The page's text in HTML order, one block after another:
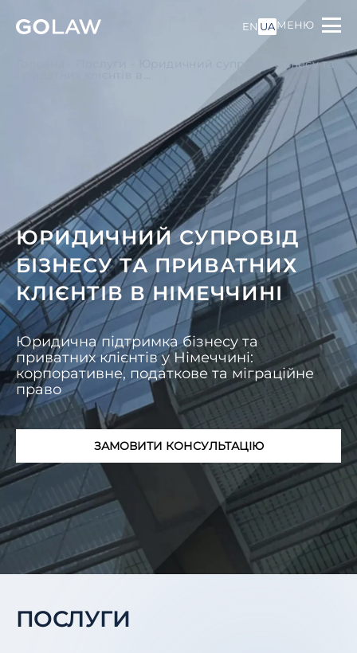
EN UAМЕНЮ
Юридичний супровід бізнесу та
ЮРИДИЧНИЙ СУПРОВІД
БІЗНЕСУ ТА ПРИВАТНИХ
КЛІЄНТІВ В НІМЕЧЧИНІ
Юридична підтримка бізнесу та
приватних клієнтів у Німеччині:
корпоративне, податкове та міграційне
право
ЗАМОВИТИ КОНСУЛЬТАЦІЮ
ПОСЛУГИ